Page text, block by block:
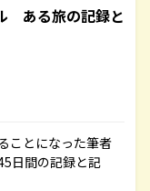
ある旅の記録と
ことになった筆者
日間の記録と記